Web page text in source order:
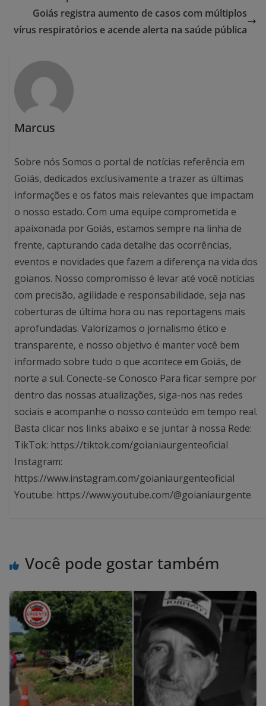
Goiás registra aumento de casos com múltiplos
vírus respiratórios e acende alerta na saúde pública
Marcus
Sobre nós Somos o portal de notícias referência em
Goiás, dedicados exclusivamente a trazer as últimas
informações e os fatos mais relevantes que impactam
o nosso estado. Com uma equipe comprometida e
apaixonada por Goiás, estamos sempre na linha de
frente, capturando cada detalhe das ocorrências,
eventos e novidades que fazem a diferença na vida dos
goianos. Nosso compromisso é levar até você notícias
com precisão, agilidade e responsabilidade, seja nas
coberturas de última hora ou nas reportagens mais
aprofundadas. Valorizamos o jornalismo ético e
transparente, e nosso objetivo é manter você bem
informado sobre tudo o que acontece em Goiás, de
norte a sul. Conecte-se Conosco Para ficar sempre por
dentro das nossas atualizações, siga-nos nas redes
sociais e acompanhe o nosso conteúdo em tempo real.
Basta clicar nos links abaixo e se juntar à nossa Rede:
TikTok: https://tiktok.com/goianiaurgenteoficial
Instagram:
https://www.instagram.com/goianiaurgenteoficial
Youtube: https://www.youtube.com/@goianiaurgente
Você pode gostar também